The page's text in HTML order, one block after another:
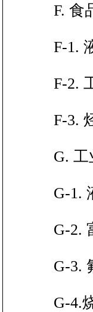
F. 食
F-1.
F-2.
F-3.
G.
G-1.
G-2.
G-3.
G-4.